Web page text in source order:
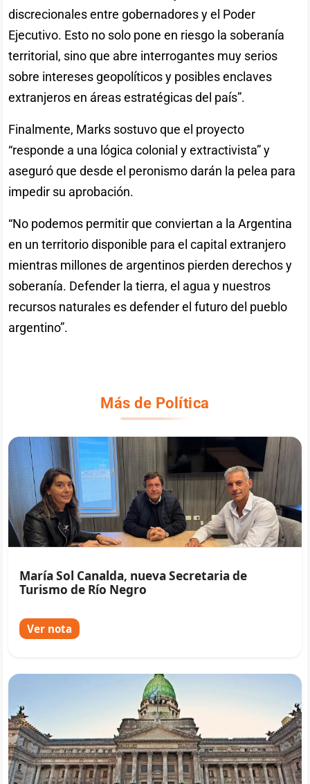
discrecionales entre gobernadores y el Poder
Ejecutivo. Esto no solo pone en riesgo la soberanía
territorial, sino que abre interrogantes muy serios
sobre intereses geopolíticos y posibles enclaves
extranjeros en áreas estratégicas del país”.
Finalmente, Marks sostuvo que el proyecto
“responde a una lógica colonial y extractivista” y
aseguró que desde el peronismo darán la pelea para
impedir su aprobación.
“No podemos permitir que conviertan a la Argentina
en un territorio disponible para el capital extranjero
mientras millones de argentinos pierden derechos y
soberanía. Defender la tierra, el agua y nuestros
recursos naturales es defender el futuro del pueblo
argentino”.
Más de Política
María Sol Canalda, nueva Secretaria de
Turismo de Río Negro
Ver nota